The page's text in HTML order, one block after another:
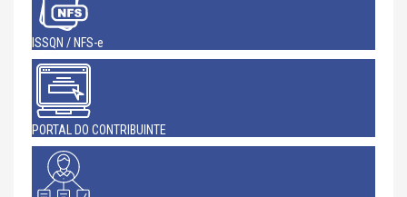
ISSQN / NFS-e
PORTAL DO CONTRIBUINTE